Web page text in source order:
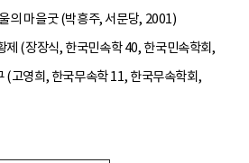
의 마을굿 (박흥주, 서문당, 2001)
제 (장장식, 한국민속학 40, 한국민속학회,
(고영희, 한국무속학 11, 한국무속학회,